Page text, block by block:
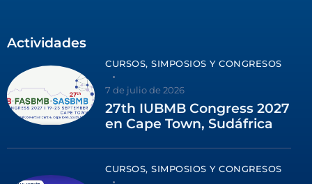
Actividades
CURSOS, SIMPOSIOS Y CONGRESOS
7 de julio de 2026
27th IUBMB Congress 2027
en Cape Town, Sudáfrica
CURSOS, SIMPOSIOS Y CONGRESOS